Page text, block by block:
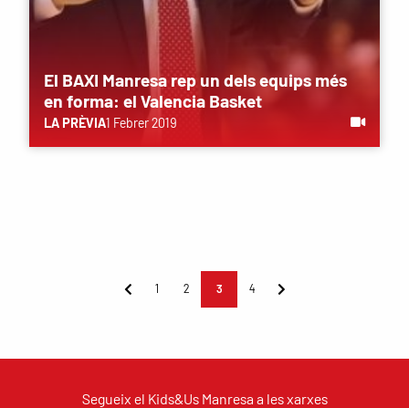
El BAXI Manresa rep un dels equips més
en forma: el Valencia Basket
LA PRÈVIA1 Febrer 2019
1 2 3 4
Segueix el Kids&Us Manresa a les xarxes